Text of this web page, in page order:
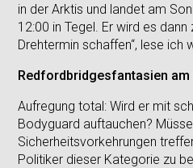
in der Arktis und landet am
12:00 in Tegel. Er wird es
Drehtermin schaffen“, lese ich
Redfordbridgesfantasien am
Aufregung total: Wird er mit
Bodyguard auftauchen?
Sicherheitsvorkehrungen
Politiker dieser Kategorie zu